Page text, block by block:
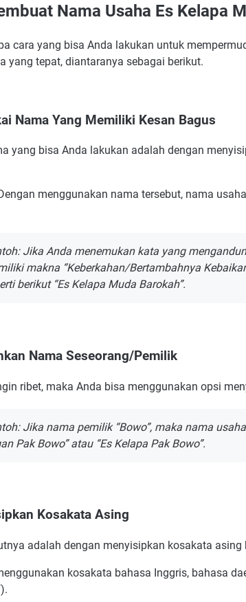
Nama Seseorang/Pemilik
Kosakata Yang Viral di Medsos
Tahu Referensi Nama Dari Kompetitor
Jualan Es Kelapa Muda Yang Menarik
Usaha Es Kelapa Yang Bagus
Nama Yang Unik Untuk Usaha Es Kelapa
Nama Usaha Es Kelapa
cara yang bisa Anda lakukan untuk
yang tepat, diantaranya sebagai berikut.
Nama Yang Memiliki Kesan Bagus
yang bisa Anda lakukan adalah dengan
menggunakan nama tersebut, nama
Jika Anda menemukan kata yang
makna “Keberkahan/Bertambahnya
berikut “Es Kelapa Muda Barokah”.
Nama Seseorang/Pemilik
ribet, maka Anda bisa menggunakan opsi
Jika nama pemilik “Bowo”, maka nama
Pak Bowo” atau “Es Kelapa Pak Bowo”.
Kosakata Asing
adalah dengan menyisipkan kosakata
kosakata bahasa Inggris, bahasa